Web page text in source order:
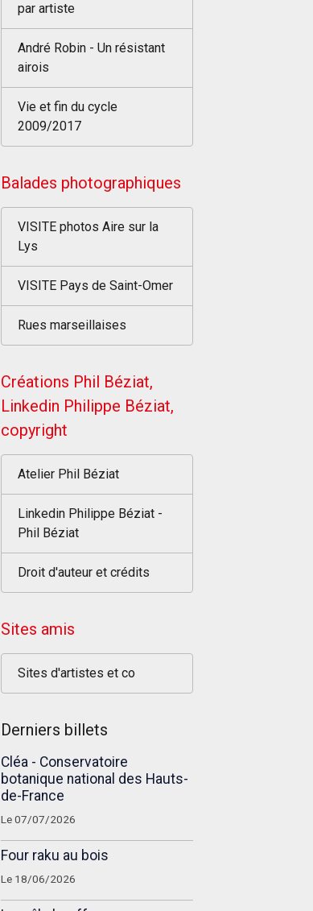
par artiste
André Robin - Un résistant
airois
Vie et fin du cycle
2009/2017
Balades photographiques
VISITE photos Aire sur la
Lys
VISITE Pays de Saint-Omer
Rues marseillaises
Créations Phil Béziat,
Linkedin Philippe Béziat,
copyright
Atelier Phil Béziat
Linkedin Philippe Béziat -
Phil Béziat
Droit d'auteur et crédits
Sites amis
Sites d'artistes et co
Derniers billets
Cléa - Conservatoire
botanique national des Hauts-
de-France
Le 07/07/2026
Four raku au bois
Le 18/06/2026